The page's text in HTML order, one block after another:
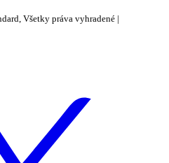
Všetky práva vyhradené |